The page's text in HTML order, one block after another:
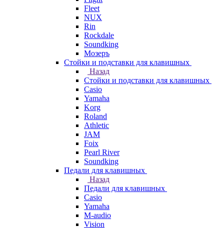
Fleet
NUX
Rin
Rockdale
Soundking
Мозеръ
Стойки и подставки для клавишных
Назад
Стойки и подставки для клавишных
Casio
Yamaha
Korg
Roland
Athletic
JAM
Foix
Pearl River
Soundking
Педали для клавишных
Назад
Педали для клавишных
Casio
Yamaha
M-audio
Vision